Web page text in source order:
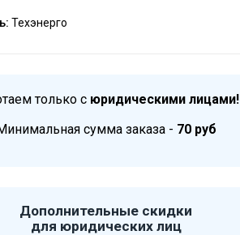
Техэнерго
только с юридическими лицами!
сумма заказа - 70 руб
Дополнительные скидки
для юридических лиц